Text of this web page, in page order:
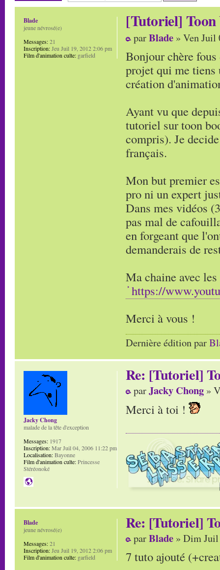
[Tutoriel]
parBlade » Ven Juil
Bonjour chère
projet qui me tiens
création
Ayant vu que
tutoriel sur toon
compris). Je
français.
Mon but premier
pro ni un expert
Dans mes vidéos
pas mal de
en forgeant que
demanderais de
Ma chaine avec
https://
Merci à vous !
Dernière édition par
Blade
jeune névrosé(e)
Messages:21
Inscription:Jeu Juil 19, 2012 2:06 pm
Film d'animation culte: garfield
Re: [Tutoriel]
parJacky Chong »
Merci à toi !
Jacky Chong
malade de la tête d'exception
Messages: 1917
Inscription:Mar Juil 04, 2006 11:22 pm
Localisation:Bayonne
Film d'animation culte:Princesse
Stéréonoké
Re: [Tutoriel]
parBlade » Dim Juil
7 tuto ajouté
Blade
jeune névrosé(e)
Messages:21
Inscription:Jeu Juil 19, 2012 2:06 pm
Film d'animation culte: garfield